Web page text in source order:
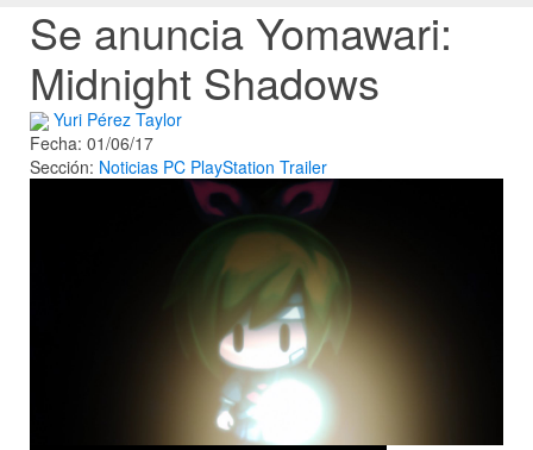
Se anuncia Yomawari:
Midnight Shadows
Yuri Pérez Taylor
Fecha: 01/06/17
Sección: Noticias PC PlayStation Trailer